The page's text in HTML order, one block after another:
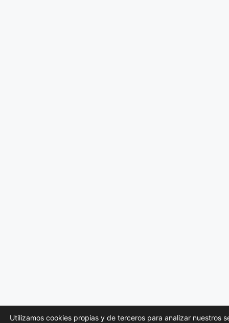
Utilizamos cookies propias y de terceros para analizar nuestros